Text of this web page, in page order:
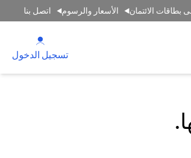
الائتمان الأسعار والرسوم اتصل بنا
تسجيل الدخول